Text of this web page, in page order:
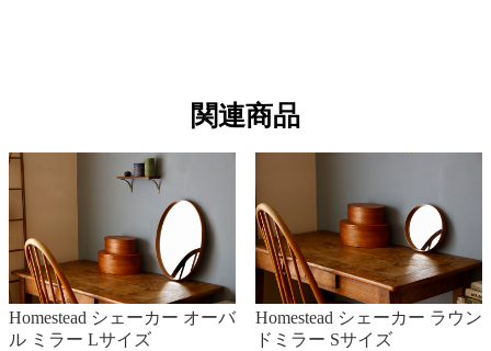
関連商品
Homestead シェーカー オーバ
ル ミラー Lサイズ
Homestead シェーカー ラウン
ドミラー Sサイズ